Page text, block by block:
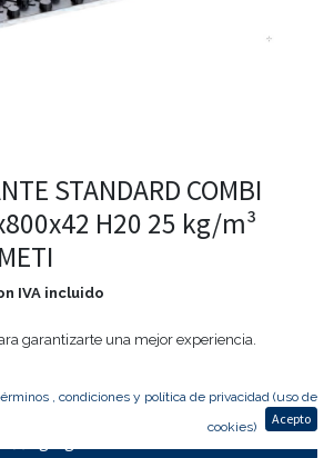
STANDARD COMBI
H20 25 kg/m³
IVA incluido
garantizarte una mejor experiencia.
, condiciones y política de privacidad (uso de
cookies)
Acepto